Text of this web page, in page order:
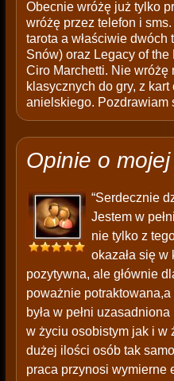
Obecnie wróżę już tylko
wróżę przez telefon i
tarota a właściwie dwóch
Snów) oraz Legacy of the
Ciro Marchetti. Nie wróżę
klasycznych do gry, z
anielskiego. Pozdrawiam
Opinie o
“Serdecznie
Jestem w
nie tylko z
okazała się
pozytywna, ale głównie
poważnie potraktowana,a
była w pełni
w życiu osobistym jak i w
dużej ilości osób tak
praca przynosi wymierne